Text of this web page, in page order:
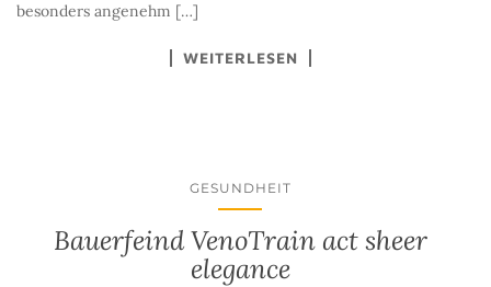
besonders angenehm […]
WEITERLESEN
GESUNDHEIT
Bauerfeind VenoTrain act sheer
elegance